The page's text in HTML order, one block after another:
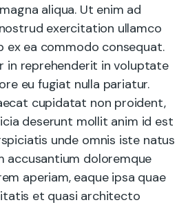
aliqua. Ut enim ad
exercitation ullamco
ex ea commodo consequat.
in reprehenderit in voluptate
eu fugiat nulla pariatur.
cupidatat non proident,
deserunt mollit anim id est
unde omnis iste natus
accusantium doloremque
aperiam, eaque ipsa quae
et quasi architecto